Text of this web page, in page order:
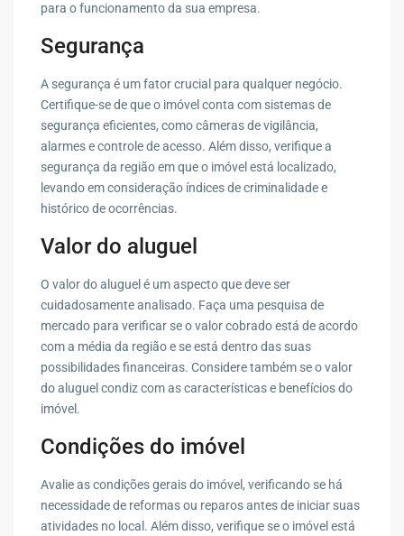
para o funcionamento da sua empresa.
Segurança
A segurança é um fator crucial para qualquer negócio.
Certifique-se de que o imóvel conta com sistemas de
segurança eficientes, como câmeras de vigilância,
alarmes e controle de acesso. Além disso, verifique a
segurança da região em que o imóvel está localizado,
levando em consideração índices de criminalidade e
histórico de ocorrências.
Valor do aluguel
O valor do aluguel é um aspecto que deve ser
cuidadosamente analisado. Faça uma pesquisa de
mercado para verificar se o valor cobrado está de acordo
com a média da região e se está dentro das suas
possibilidades financeiras. Considere também se o valor
do aluguel condiz com as características e benefícios do
imóvel.
Condições do imóvel
Avalie as condições gerais do imóvel, verificando se há
necessidade de reformas ou reparos antes de iniciar suas
atividades no local. Além disso, verifique se o imóvel está